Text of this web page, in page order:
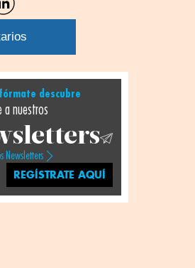
Compartir
por
Linkedin
descubre
a nuestros
Newsletters
REGÍSTRATE AQUÍ